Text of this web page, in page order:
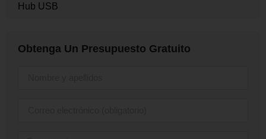
Hub USB
Obtenga Un Presupuesto Gratuito